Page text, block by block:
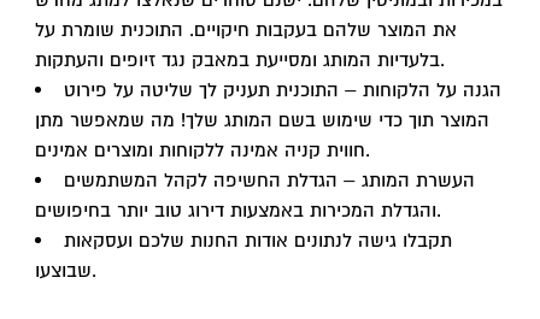
את המוצר שלהם בעקבות חיקויים. התוכנית שומרת על
בלעדיות המותג ומסייעת במאבק נגד זיופים והעתקות.
הגנה על הלקוחות – התוכנית תעניק לך שליטה על פירוט
המוצר תוך כדי שימוש בשם המותג שלך! מה שמאפשר מתן
חווית קניה אמינה ללקוחות ומוצרים אמינים.
העשרת המותג – הגדלת החשיפה לקהל המשתמשים
והגדלת המכירות באמצעות דירוג טוב יותר בחיפושים.
תקבלו גישה לנתונים אודות החנות שלכם ועסקאות
שבוצעו.